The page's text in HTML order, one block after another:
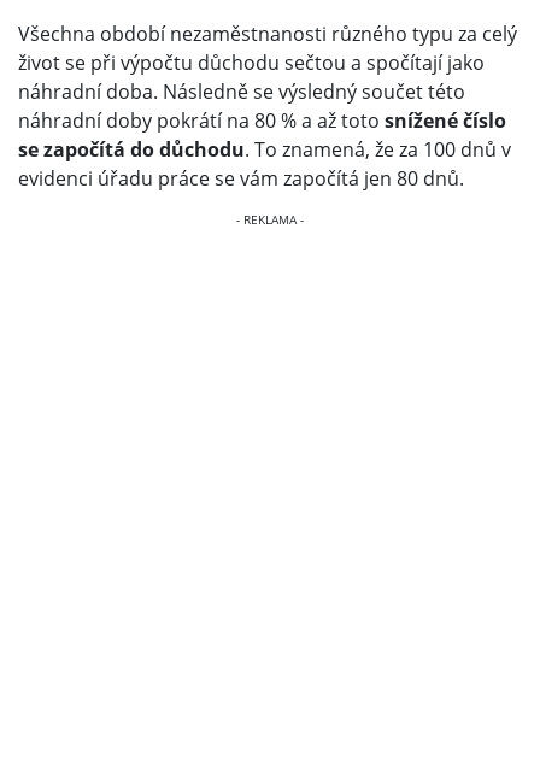
Všechna období nezaměstnanosti různého typu za celý
život se při výpočtu důchodu sečtou a spočítají jako
náhradní doba. Následně se výsledný součet této
náhradní doby pokrátí na 80 % a až toto snížené číslo
se započítá do důchodu. To znamená, že za 100 dnů v
evidenci úřadu práce se vám započítá jen 80 dnů.